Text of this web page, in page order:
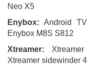
Neo X5
Enybox: Android TV
Enybox M8S S812
Xtreamer: Xtreamer
Xtreamer sidewinder 4